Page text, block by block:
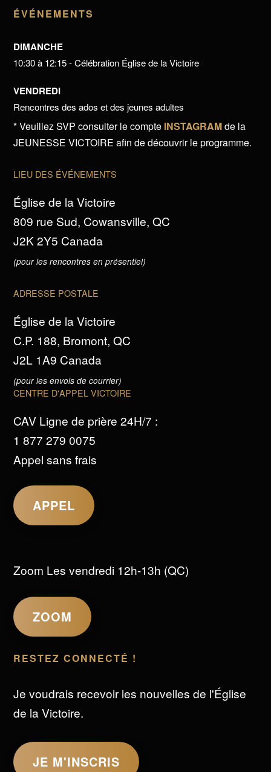
ÉVÉNEMENTS
DIMANCHE
10:30 à 12:15 - Célébration Église de la Victoire
VENDREDI
Rencontres des ados et des jeunes adultes
* Veuillez SVP consulter le compte INSTAGRAMde la
JEUNESSE VICTOIRE afin de découvrir le programme.
LIEU DES ÉVÉNEMENTS
Église de la Victoire
809 rue Sud, Cowansville, QC
J2K 2Y5 Canada
(pour les rencontres en présentiel)
ADRESSE POSTALE
Église de la Victoire
C.P. 188, Bromont, QC
J2L 1A9 Canada
(pour les envois de courrier)
CENTRE D'APPEL VICTOIRE
CAV Ligne de prière 24H/7 :
1 877 279 0075
Appel sans frais
APPEL
Zoom Les vendredi 12h-13h (QC)
ZOOM
RESTEZ CONNECTÉ !
Je voudrais recevoir les nouvelles de l'Église
de la Victoire.
JE M'INSCRIS